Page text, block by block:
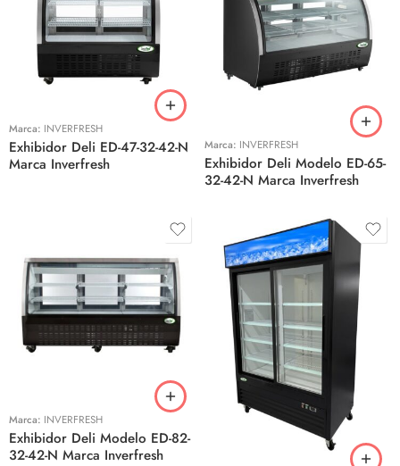
Marca: INVERFRESH
Exhibidor Deli ED-47-32-42-N
Marca Inverfresh
Marca: INVERFRESH
Exhibidor Deli Modelo ED-65-
32-42-N Marca Inverfresh
Marca: INVERFRESH
Exhibidor Deli Modelo ED-82-
32-42-N Marca Inverfresh